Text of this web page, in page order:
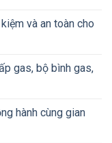
và an toàn cho
gas, bộ bình gas,
hành cùng gian